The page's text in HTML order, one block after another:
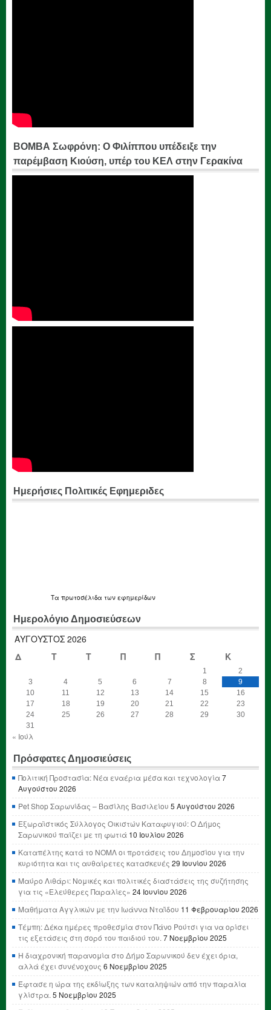
ΒΟΜΒΑ Σωφρόνη: Ο Φιλίππου υπέδειξε την
παρέμβαση Κιούση, υπέρ του ΚΕΛ στην Γερακίνα
Ημερήσιες Πολιτικές Εφημεριδες
Τα πρωτοσέλιδα των εφημερίδων
Ημερολόγιο Δημοσιεύσεων
ΑΎΓΟΥΣΤΟΣ 2026
Δ
Τ Τ Π Π Σ Κ
1
2
3
4 5 6 7 8
9
10
11 12 13 14 15
16
17
18 19 20 21 22
23
24
25 26 27 28 29
30
31
« Ιούλ
Πρόσφατες Δημοσιεύσεις
Πολιτική Προστασία: Νέα εναέρια μέσα και τεχνολογία7
Αυγούστου 2026
Pet Shop Σαρωνίδας – Βασίλης Βασιλείου 5 Αυγούστου 2026
Εξωραϊστικός Σύλλογος Οικιστών Καταφυγιού: Ο Δήμος
Σαρωνικού παίζει με τη φωτιά 10 Ιουλίου 2026
Καταπέλτης κατά το ΝΟΜΛ οι προτάσεις του Δημοσίου για την
κυριότητα και τις αυθαίρετες κατασκευές 29 Ιουνίου 2026
Μαύρο Λιθάρι: Νομικές και πολιτικές διαστάσεις της συζήτησης
για τις «Ελεύθερες Παραλίες» 24 Ιουνίου 2026
Μαθήματα Αγγλικών με την Ιωάννα Νταΐδου 11 Φεβρουαρίου 2026
Τέμπη: Δέκα ημέρες προθεσμία στον Πάνο Ρούτσι για να ορίσει
τις εξετάσεις στη σορό του παιδιού του. 7 Νοεμβρίου 2025
Η διαχρονική παρανομία στο Δήμο Σαρωνικού δεν έχει όρια,
αλλά έχει συνένοχους 6 Νοεμβρίου 2025
Έφτασε η ώρα της εκδίωξης των καταληψιών από την παραλία
γλίστρα. 5 Νοεμβρίου 2025